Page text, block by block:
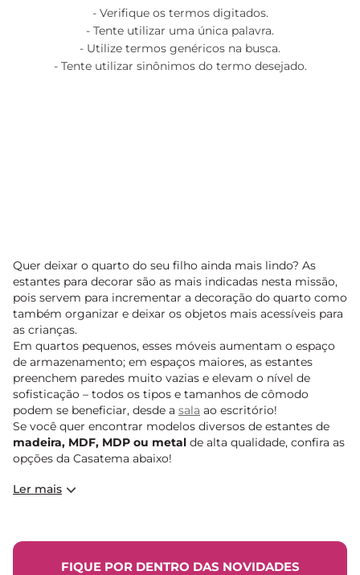
Verifique os termos digitados.
Tente utilizar uma única palavra.
Utilize termos genéricos na busca.
Tente utilizar sinônimos do termo desejado.
Quer deixar o quarto do seu filho ainda mais lindo? As
estantes para decorar são as mais indicadas nesta missão,
pois servem para incrementar a decoração do quarto como
também organizar e deixar os objetos mais acessíveis para
as crianças.
Em quartos pequenos, esses móveis aumentam o espaço
de armazenamento; em espaços maiores, as estantes
preenchem paredes muito vazias e elevam o nível de
sofisticação – todos os tipos e tamanhos de cômodo
podem se beneficiar, desde a sala ao escritório!
Se você quer encontrar modelos diversos de estantes de
madeira, MDF, MDP ou metal de alta qualidade, confira as
opções da Casatema abaixo!
Ler mais
FIQUE POR DENTRO DAS NOVIDADES